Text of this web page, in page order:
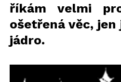
říkám velmi
ošetřená věc,
jádro.